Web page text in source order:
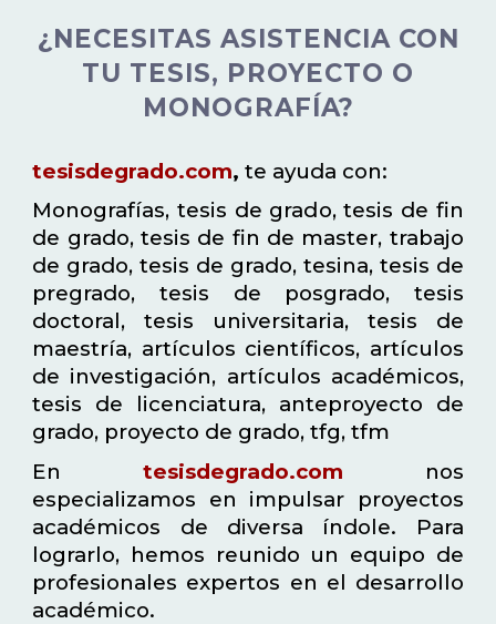
¿NECESITAS ASISTENCIA CON
TU TESIS, PROYECTO O
MONOGRAFÍA?
tesisdegrado.com, te ayuda con:
Monografías, tesis de grado, tesis de fin
de grado, tesis de fin de master, trabajo
de grado, tesis de grado, tesina, tesis de
pregrado, tesis de posgrado, tesis
doctoral, tesis universitaria, tesis de
maestría, artículos científicos, artículos
de investigación, artículos académicos,
tesis de licenciatura, anteproyecto de
grado, proyecto de grado, tfg, tfm
En tesisdegrado.com nos
especializamos en impulsar proyectos
académicos de diversa índole. Para
lograrlo, hemos reunido un equipo de
profesionales expertos en el desarrollo
académico.